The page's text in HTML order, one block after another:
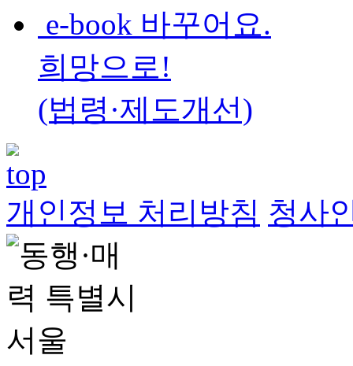
e-book 바꾸어요.
희망으로!
(법령·제도개선)
개인정보 처리방침 청사